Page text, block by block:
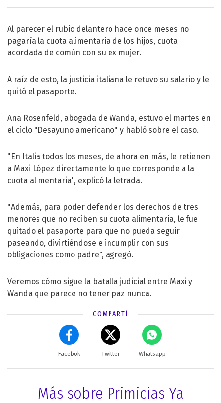
Al parecer el rubio delantero hace once meses no
pagaría la cuota alimentaria de los hijos, cuota
acordada de común con su ex mujer.
A raíz de esto, la justicia italiana le retuvo su salario y le
quitó el pasaporte.
Ana Rosenfeld, abogada de Wanda, estuvo el martes en
el ciclo "Desayuno americano" y habló sobre el caso.
"En Italia todos los meses, de ahora en más, le retienen
a Maxi López directamente lo que corresponde a la
cuota alimentaria", explicó la letrada.
"Además, para poder defender los derechos de tres
menores que no reciben su cuota alimentaria, le fue
quitado el pasaporte para que no pueda seguir
paseando, divirtiéndose e incumplir con sus
obligaciones como padre", agregó.
Veremos cómo sigue la batalla judicial entre Maxi y
Wanda que parece no tener paz nunca.
COMPARTÍ
Facebok Twitter Whatsapp
Más sobre Primicias Ya